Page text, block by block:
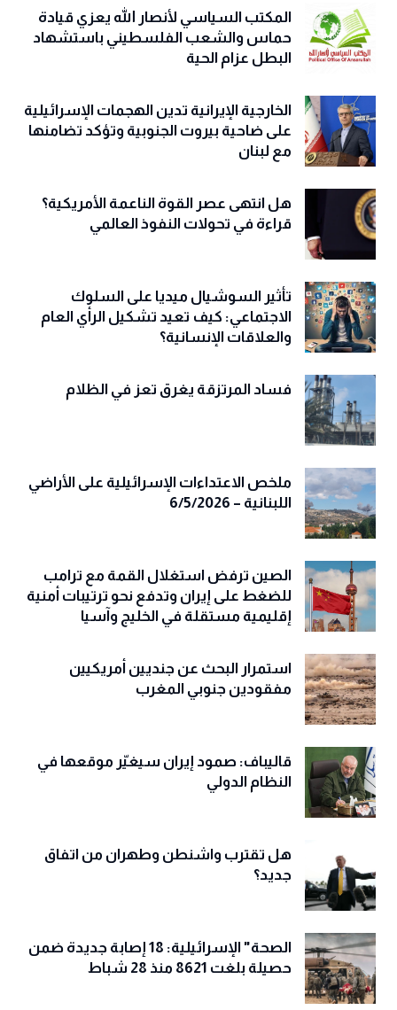
المكتب السياسي لأنصار الله يعزي قيادة
حماس والشعب الفلسطيني باستشهاد
البطل عزام الحية
الخارجية الإيرانية تدين الهجمات الإسرائيلية
على ضاحية بيروت الجنوبية وتؤكد تضامنها
مع لبنان
هل انتهى عصر القوة الناعمة الأمريكية؟
قراءة في تحولات النفوذ العالمي
تأثير السوشيال ميديا على السلوك
الاجتماعي: كيف تعيد تشكيل الرأي العام
والعلاقات الإنسانية؟
فساد المرتزقة يغرق تعز في الظلام
ملخص الاعتداءات الإسرائيلية على الأراضي
اللبنانية – 6/5/2026
الصين ترفض استغلال القمة مع ترامب
للضغط على إيران وتدفع نحو ترتيبات أمنية
إقليمية مستقلة في الخليج وآسيا
استمرار البحث عن جنديين أمريكيين
مفقودين جنوبي المغرب
قاليباف: صمود إيران سيغيّر موقعها في
النظام الدولي
هل تقترب واشنطن وطهران من اتفاق
جديد؟
الصحة" الإسرائيلية: 18 إصابة جديدة ضمن
حصيلة بلغت 8621 منذ 28 شباط